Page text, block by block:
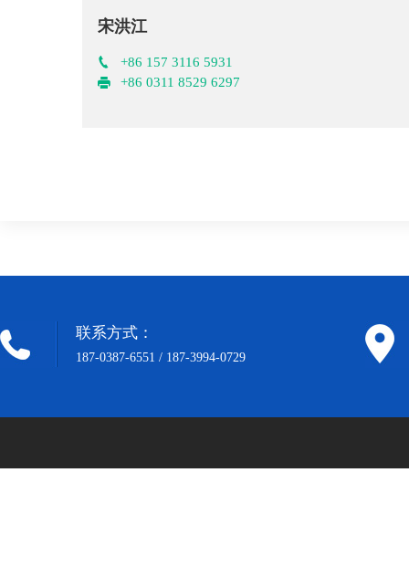
宋洪江
+86 157 3116 5931
+86 0311 8529 6297
联系方式：
187-0387-6551 / 187-3994-0729